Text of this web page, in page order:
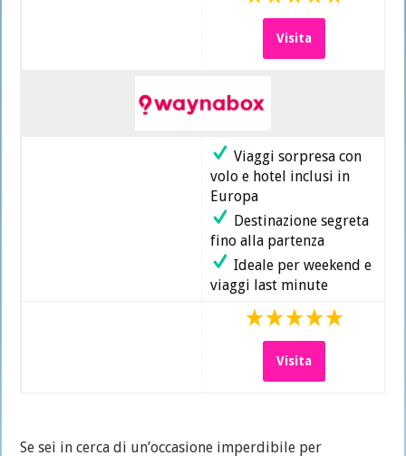
Visita
Viaggi sorpresa con
volo e hotel inclusi in
Europa
Destinazione segreta
fino alla partenza
Ideale per weekend e
viaggi last minute
Visita
Se sei in cerca di un’occasione imperdibile per